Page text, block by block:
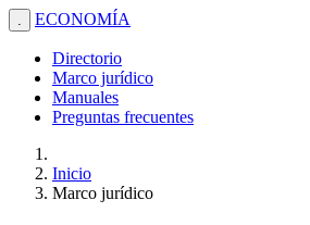
. ECONOMÍA
Directorio
Marco jurídico
Manuales
Preguntas frecuentes
Inicio
Marco jurídico